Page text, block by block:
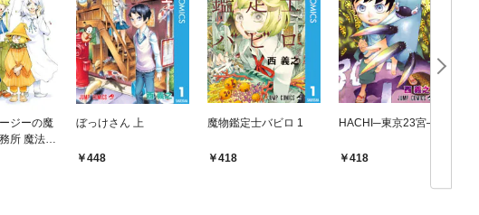
ジーの魔
所 魔法律
ぼっけさん 上
448
魔物鑑定士バビロ 1
418
HACHI─東京23宮─ 1
418